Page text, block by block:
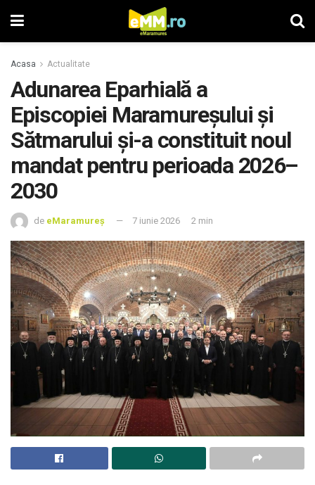
Acasa Actualitate
Adunarea Eparhială a
Episcopiei Maramureșului și
Sătmarului și-a constituit noul
mandat pentru perioada 2026–
2030
de eMaramureș 7 iunie 2026 2 min